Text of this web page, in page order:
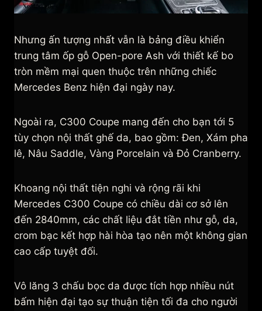
Nhưng ấn tượng nhất vẫn là bảng điều khiển
trung tâm ốp gỗ Open-pore Ash với thiết kế bo
tròn mềm mại quen thuộc trên những chiếc
Mercedes Benz hiện đại ngày nay.
Ngoài ra, C300 Coupe mang đến cho bạn tới 5
tùy chọn nội thất ghế da, bao gồm: Đen, Xám pha
lê, Nâu Saddle, Vàng Porcelain và Đỏ Cranberry.
Khoang nội thất tiện nghi và rộng rãi khi
Mercedes C300 Coupe có chiều dài cơ sở lên
đến 2840mm, các chất liệu đắt tiền như gỗ, da,
crom bạc kết hợp hài hòa tạo nên một không gian
cao cấp tuyệt đối.
Vô lăng 3 chấu bọc da được tích hợp nhiều nút
bấm hiện đại tạo sự thuận tiện tối đa cho người